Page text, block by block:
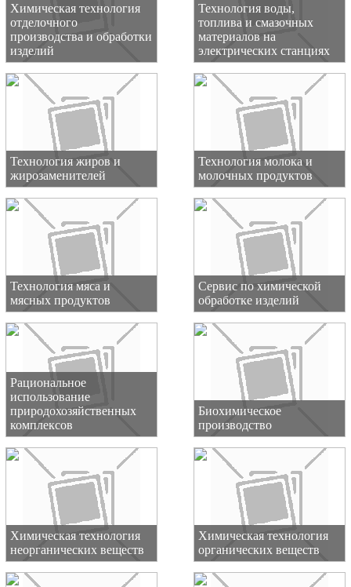
Химическая технология
отделочного
производства и обработки
изделий
Технология воды,
топлива и смазочных
материалов на
электрических станциях
Технология жиров и
жирозаменителей
Технология молока и
молочных продуктов
Технология мяса и
мясных продуктов
Сервис по химической
обработке изделий
Рациональное
использование
природохозяйственных
комплексов
Биохимическое
производство
Химическая технология
неорганических веществ
Химическая технология
органических веществ